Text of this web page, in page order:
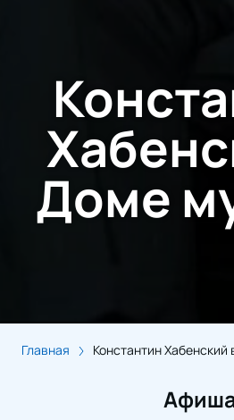
Доме
Главная Константин